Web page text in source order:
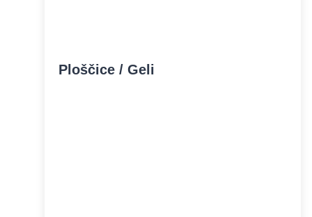
Ploščice / Geli